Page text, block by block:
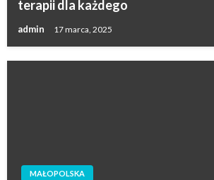
terapii dla każdego
admin 17 marca, 2025
MAŁOPOLSKA